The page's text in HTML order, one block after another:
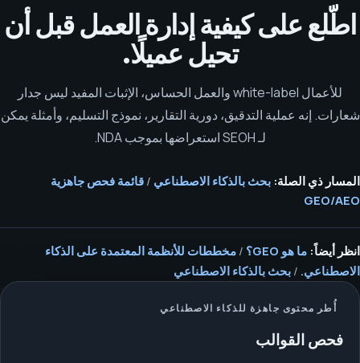
اطّلع على كيفية إدارة العمل قبل أن
تحيل عميلًا.
للأعمال white-label والعمل الحساس، الإثبات المفيد ليس جدار
شعارات. إنه عملية التدقيق، دورية التقارير، نموذج التسليم، وأمثلة يمكن
لـ SEOH استعراضها بموجب NDA.
المسار ذي الصلة: بحث بالذكاء الاصطناعي / قائمة فحص جاهزية
GEO/AEO
انظر أيضاً: ما هو GEO؟ / مخططات للأنظمة المعتمدة على الذكاء
الاصطناعي. / بحث بالذكاء الاصطناعي
أُطر محتوى جاهزة للذكاء الاصطناعي
فحص القوالب